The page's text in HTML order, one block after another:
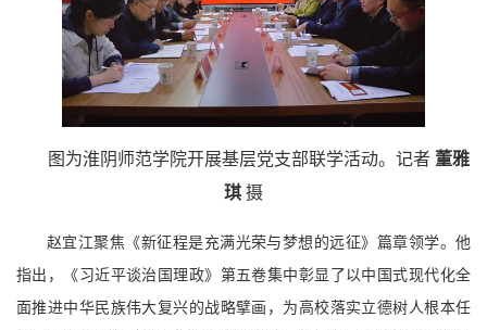
图为淮阴师范学院开展基层党支部联学活动。记者 董雅
琪 摄
赵宜江聚焦《新征程是充满光荣与梦想的远征》篇章领学。他
指出，《习近平谈治国理政》第五卷集中彰显了以中国式现代化全
面推进中华民族伟大复兴的战略擘画，为高校落实立德树人根本任